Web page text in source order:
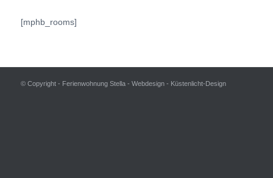
[mphb_rooms]
© Copyright - Ferienwohnung Stella - Webdesign - Küstenlicht-Design